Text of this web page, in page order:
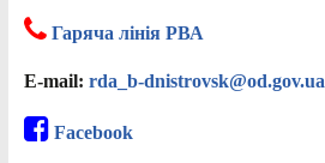
Гаряча лінія РВА
E-mail: rda_b-dnistrovsk@od.gov.ua
Facebook